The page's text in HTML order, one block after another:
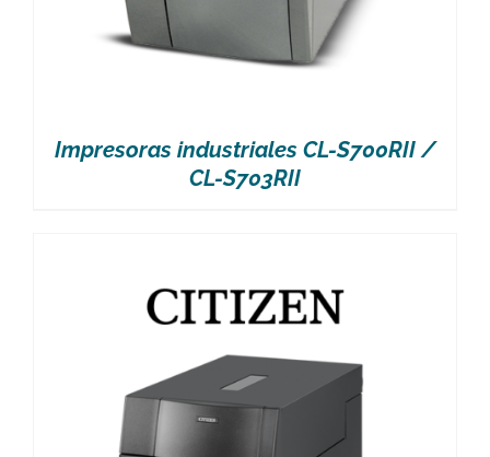
Impresoras industriales CL-S700RII /
CL-S703RII